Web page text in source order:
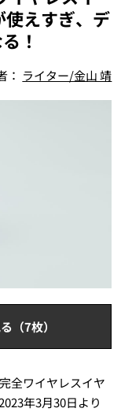
えすぎ、デ
！
： ライター/金山 靖
（7枚）
全ワイヤレスイヤ
年3月30日より